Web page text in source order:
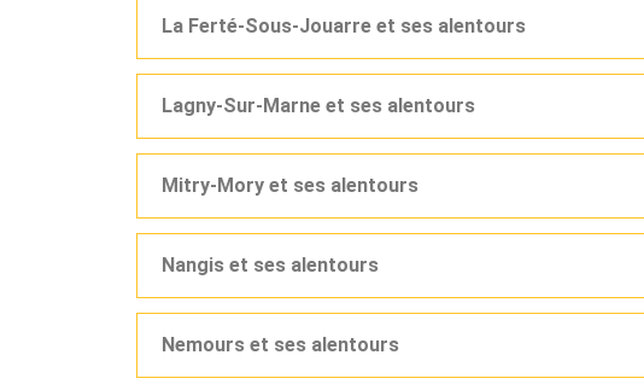
La Ferté-Sous-Jouarre et ses alentours
Lagny-Sur-Marne et ses alentours
Mitry-Mory et ses alentours
Nangis et ses alentours
Nemours et ses alentours